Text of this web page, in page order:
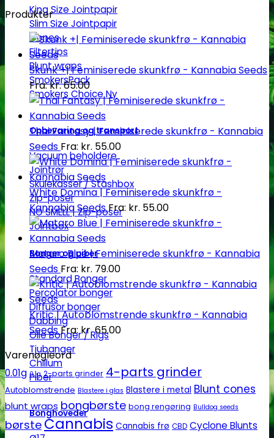
King Size Jointpapir
Slim Size Jointpapir
Cones
Filtertips
Blunt wraps
SmokersPack
Smokers Choice
Opbevaring og transport
Vacuum beholdere
Jointrør
Skulekasser / Stashbox
Zip-poser
NO SMELL | Zip-poser
Jointbox
Bonger og piber
Standard Bonger
Percolator bonger
Diffusor bonger
Dabbing
Olie Bonger / Rigs
Tjubanger
Chillum
Piber
Bonghoveder
Produkter
Skunk +| Feminiserede skunkfrø - Kannabia Seeds
Fra:kr.65.00
Thai Fantasy | Feminiserede skunkfrø - Kannabia
Seeds Fra: kr. 55.00
White Domina | Feminiserede skunkfrø -
Kannabia SeedsFra: kr. 55.00
Mataro Blue | Feminiserede skunkfrø - Kannabia
Seeds Fra: kr. 79.00
Kritic | Autoblomstrende skunkfrø - Kannabia
SeedsFra:kr.65.00
Varenøgleord
0.01g 0.1g 2-parts grinder 4-parts grinder
Autoblomstrende Blastere i glas Blastere i metal Blunt cones
blunt wraps bongbørste bong rengøring Bulldog seeds
børste Cannabis Cannabis frø CBD Cyclone Blunts